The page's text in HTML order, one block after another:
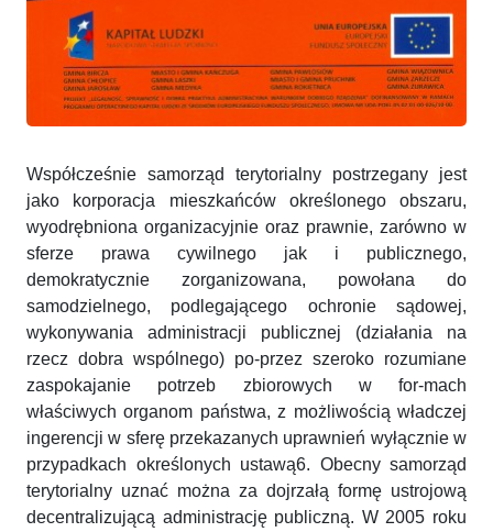
Współcześnie samorząd terytorialny postrzegany jest
jako korporacja mieszkańców określonego obszaru,
wyodrębniona organizacyjnie oraz prawnie, zarówno w
sferze prawa cywilnego jak i publicznego,
demokratycznie zorganizowana, powołana do
samodzielnego, podlegającego ochronie sądowej,
wykonywania administracji publicznej (działania na
rzecz dobra wspólnego) po-przez szeroko rozumiane
zaspokajanie potrzeb zbiorowych w for-mach
właściwych organom państwa, z możliwością władczej
ingerencji w sferę przekazanych uprawnień wyłącznie w
przypadkach określonych ustawą6. Obecny samorząd
terytorialny uznać można za dojrzałą formę ustrojową
decentralizującą administrację publiczną. W 2005 roku